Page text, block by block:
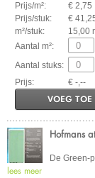
Prijs/m²:
€ 2,75
Prijs/stuk:
€
m²/stuk:
15,00
Aantal m²:
Aantal stuks:
Prijs:
€ -,--
VOEG TOE
Hofmans
De Green-
lees meer